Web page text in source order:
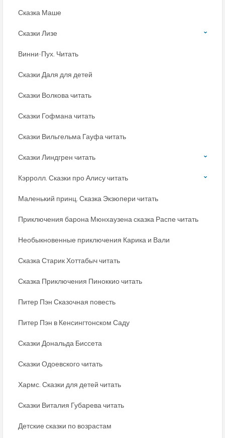
Сказка Маше
Сказки Лизе
Винни-Пух. Читать
Сказки Даля для детей
Сказки Волкова читать
Сказки Гофмана читать
Сказки Вильгельма Гауфа читать
Сказки Линдгрен читать
Кэрролл. Сказки про Алису читать
Маленький принц. Сказка Экзюпери читать
Приключения барона Мюнхаузена сказка Распе читать
Необыкновенные приключения Карика и Вали
Сказка Старик Хоттабыч читать
Сказка Приключения Пиноккио читать
Питер Пэн Сказочная повесть
Питер Пэн в Кенсингтонском Саду
Сказки Дональда Биссета
Сказки Одоевского читать
Хармс. Сказки для детей читать
Сказки Виталия Губарева читать
Детские сказки по возрастам